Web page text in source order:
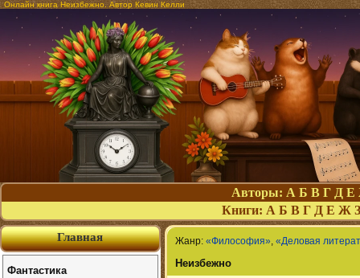
Онлайн книга Неизбежно. Автор Кевин Келли
Авторы: А Б В Г Д Е
Книги: А Б В Г Д Е Ж З
Жанр: «Философия», «Деловая
Неизбежно
Главная
Фантастика